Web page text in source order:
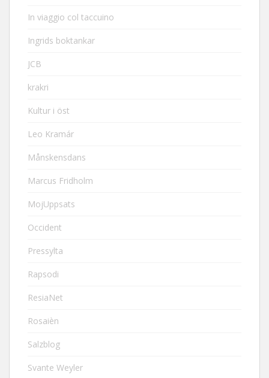
In viaggio col taccuino
Ingrids boktankar
JCB
krakri
Kultur i öst
Leo Kramár
Månskensdans
Marcus Fridholm
MojUppsats
Occident
Pressylta
Rapsodi
ResiaNet
Rosaièn
Salzblog
Svante Weyler